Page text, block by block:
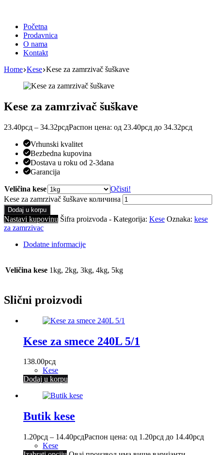
Početna
Prodavnica
O nama
Kontakt
Home Kese Kese za zamrzivač šuškave
Kese za zamrzivač šuškave
23.40рсд – 34.32рсдРаспон цена: од 23.40рсд до 34.32рсд
Vrhunski kvalitet
Bezbedna kupovina
Dostava u roku od 2-3dana
Garancija
Veličina kese
Očisti!
Kese za zamrzivač šuškave количина
Dodaj u korpu
Nastavi kupovinu Šifra proizvoda - Kategorija: Kese Oznaka: kese
za zamrzivac
Dodatne informacije
Veličina kese 1kg, 2kg, 3kg, 4kg, 5kg
Slični proizvodi
Kese za smece 240L 5/1
138.00рсд
Kese
Dodaj u korpu
Butik kese
1.20рсд – 14.40рсдРаспон цена: од 1.20рсд до 14.40рсд
Kese